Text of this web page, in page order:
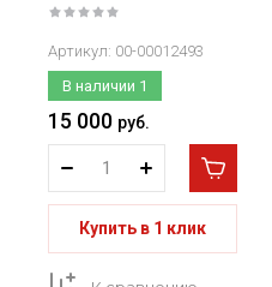
Артикул: 00-00012493
В наличии 1
15 000 руб.
Купить в 1 клик